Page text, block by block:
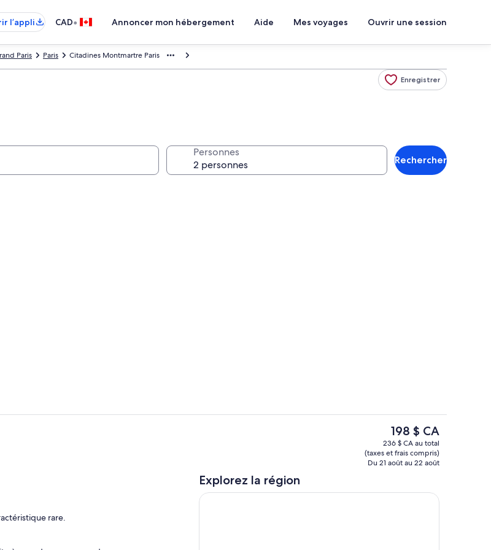
l’appli
CAD• Annoncer mon hébergement Aide Mes voyages Ouvrir une session
Citadines Montmartre Paris
Paris
Paris
Enregistrer
Personnes
Rechercher
Chambre
rare.
Le
prix
actuel
est
198 $ CA
236 $ CA au total
(taxes et frais compris)
Du 21 août au 22 août
Explorez la région